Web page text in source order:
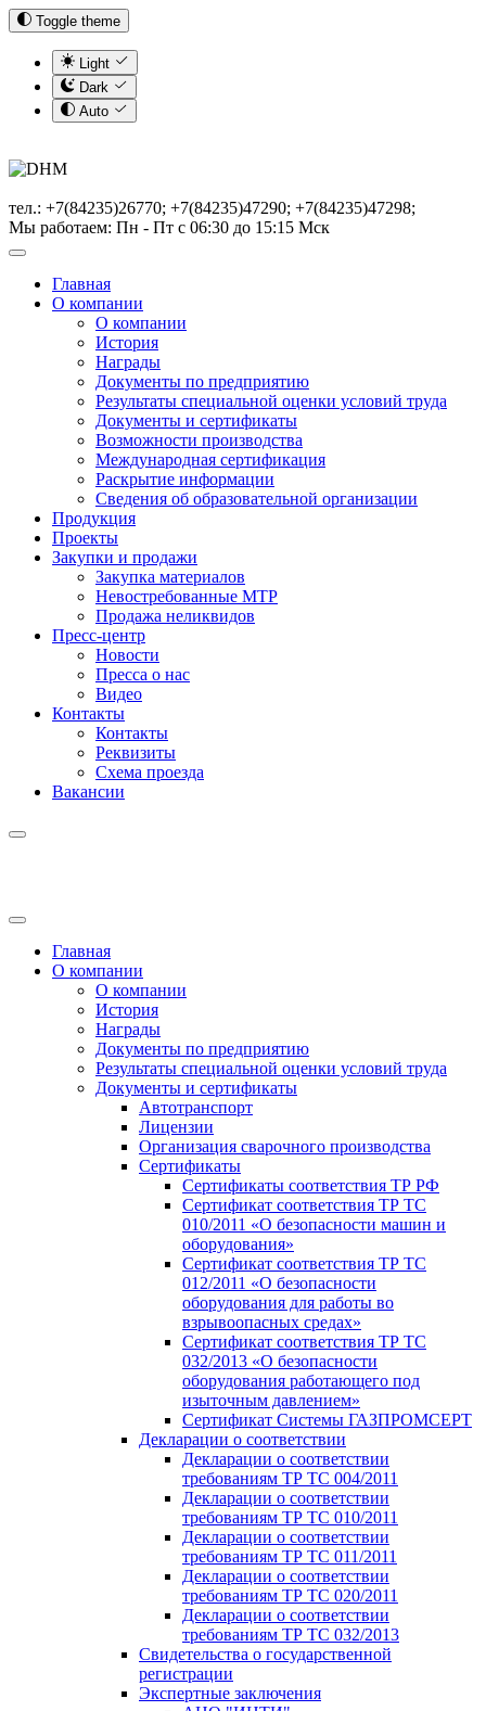
Toggle theme
Light
Dark
Auto
тел.: +7(84235)26770; +7(84235)47290; +7(84235)47298;
Мы работаем: Пн - Пт с 06:30 до 15:15 Мск
Главная
О компании
О компании
История
Награды
Документы по предприятию
Результаты специальной оценки условий труда
Документы и сертификаты
Возможности производства
Международная сертификация
Раскрытие информации
Сведения об образовательной организации
Продукция
Проекты
Закупки и продажи
Закупка материалов
Невостребованные МТР
Продажа неликвидов
Пресс-центр
Новости
Пресса о нас
Видео
Контакты
Контакты
Реквизиты
Схема проезда
Вакансии
Главная
О компании
О компании
История
Награды
Документы по предприятию
Результаты специальной оценки условий труда
Документы и сертификаты
Автотранспорт
Лицензии
Организация сварочного производства
Cертификаты
Сертификаты соответствия ТР РФ
Сертификат соответствия ТР ТС
010/2011 «О безопасности машин и
оборудования»
Сертификат соответствия ТР ТС
012/2011 «О безопасности
оборудования для работы во
взрывоопасных средах»
Сертификат соответствия ТР ТС
032/2013 «О безопасности
оборудования работающего под
изыточным давлением»
Сертификат Системы ГАЗПРОМСЕРТ
Декларации о соответствии
Декларации о соответствии
требованиям ТР ТС 004/2011
Декларации о соответствии
требованиям ТР ТС 010/2011
Декларации о соответствии
требованиям ТР ТС 011/2011
Декларации о соответствии
требованиям ТР ТС 020/2011
Декларации о соответствии
требованиям ТР ТС 032/2013
Свидетельства о государственной
регистрации
Экспертные заключения